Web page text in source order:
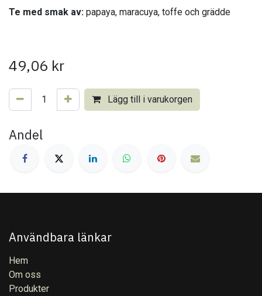
Te med smak av: papaya, maracuya, toffe och grädde
49,06 kr
Lägg till i varukorgen
Andel
Användbara länkar
Hem
Om oss
Produkter